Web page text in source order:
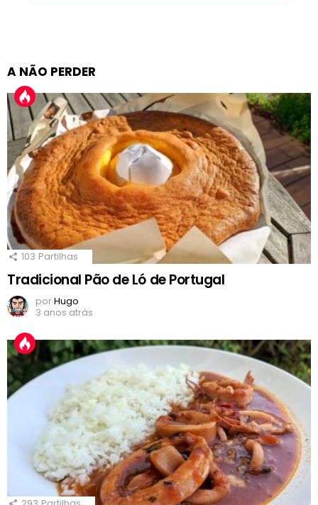
A NÃO PERDER
103 Partilhas
Tradicional Pão de Ló de Portugal
porHugo
3 anos atrás